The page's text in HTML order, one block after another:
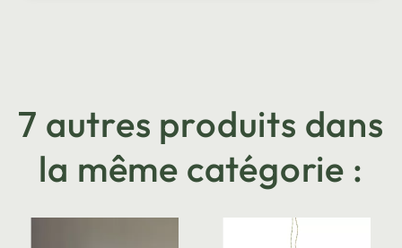
7 autres produits dans
la même catégorie :